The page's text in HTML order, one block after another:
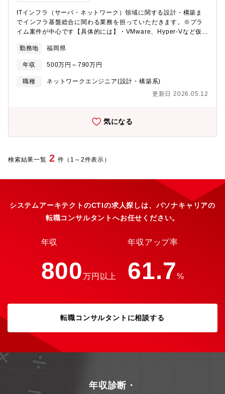
解決の手段としてコミュニケーションIT、オフィスIT、AI、IoTな
どあらゆる先端技術を駆使し、お客様のゴールに向かって一緒に
走るビジネスモデルです。このビジネスモデルが、お客様からも
支持され多く引き合いを頂き、事業を組織して以来年率１５％の
識者がいるNRIの仲間と一緒に、あなたのコミュニケーション力、
先端技術への洞察力と理解力、プロジェクトの計画力と実行力を
ITインフラ（サーバ・ネットワーク）領域に関する設計・構築ま
でインフラ基盤総合に関わる業務を担っていただきます。※プラ
イム案件が中心です【具体的には】・VMware、Hyper-Vなど仮想
ート及び移行・Windows、Linuxサーバの設計、構築・
ActiveDirectory、WSUS、バックアップなどサーバ機能の設計・
構築【業務イメージ】・仮想化基盤やクラウドサービス、それら
の上で稼働するサーバ環境についての要件定義や設計、構築など
電グループを主として、経験等に応じて小中規模から大規模ま
を図ることができます。【クライアントについて】九電グループ
が9割を占めているため、大規模なサーバー設計・構築をご経験頂
けます。【組織構成】インフラエンジニア全体で約200名が所属し
間が長くなることもありますが、それ以外は残業時間が少なく、
て】原則週2日までの在宅勤務が可能です。※基本的には自社内で
の開発業務となりますが、案件によってはオンサイトでの作業を
お願いする場合もあります【スキルアップ】最新技術もどんどん
取り入れていこう、との考えですので、社内技術研修、九電グル
ープ研修、社内ワークショップ、外部研修への参加、社外資格取
（会社指示による資格取得・研修受講は全額補助。自発的な能力
■650万円／新卒入社8年目／（月給31万円＋時間外・住宅・扶養
手当＋賞与）【その他】原則として、プロジェクトメンバーはシ
https://www.qsolcorp.co.jp/recruit/person/talk02/・クロストー
https://www.qsolcorp.co.jp/recruit/person/talk03/・クロストー
ク「キャリア入社社員」：
https://www.qsolcorp.co.jp/recruit/person/talk04/【同社につい
て】コア事業として九州電力の多様なシステム開発・運用を行う
業等を行い、西日本でトップクラスの資格者数を誇るクラウド
勤務地 福岡県
年収 500万円～790万円
職種
ネットワークエンジニア(設計・構築系)
更新日 2026.05.12
気になる
検索結果一覧 2 件（1～2件表示）
システムアーキテクトのCTIの求人探しは、パソナキャリアの
転職コンサルタントへお任せください。
年収
800万円以上
年収アップ率
61.7%
転職コンサルタントに相談する
年収診断・